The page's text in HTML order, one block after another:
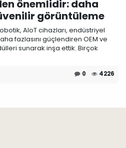
önemlidir: daha
görüntüleme
AIoT cihazları, endüstriyel
fazlasını güçlendiren OEM ve
sunarak inşa ettik. Birçok
0 4226